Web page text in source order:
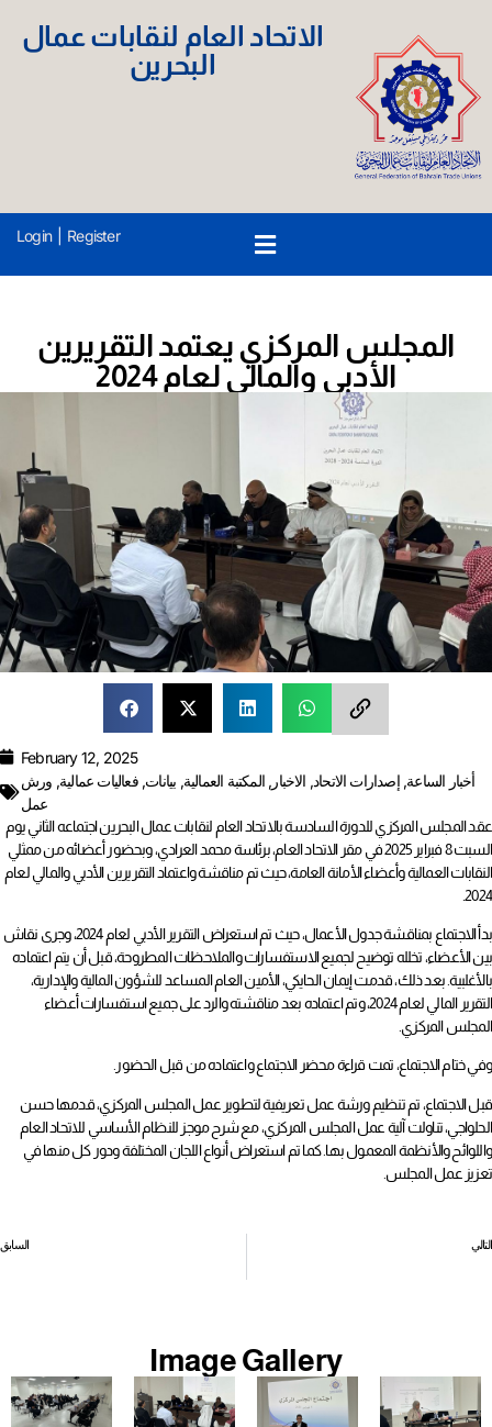
الاتحاد العام لنقابات عمال
البحرين
Login Register
المجلس المركزي يعتمد التقريرين
الأدبي والمالي لعام 2024
February 12, 2025
أخبار الساعة,إصدارات الاتحاد, الاخبار , المكتبة العمالية, بيانات,فعاليات عمالية, ورش
عمل
عقد المجلس المركزي للدورة السادسة بالاتحاد العام لنقابات عمال البحرين اجتماعه الثاني يوم
السبت 8 فبراير 2025 في مقر الاتحاد العام، برئاسة محمد العرادي، وبحضور أعضائه من ممثلي
النقابات العمالية وأعضاء الأمانة العامة، حيث تم مناقشة واعتماد التقريرين الأدبي والمالي لعام
2024.
بدأ الاجتماع بمناقشة جدول الأعمال، حيث تم استعراض التقرير الأدبي لعام 2024، وجرى نقاش
بين الأعضاء، تخلله توضيح لجميع الاستفسارات والملاحظات المطروحة، قبل أن يتم اعتماده
بالأغلبية. بعد ذلك، قدمت إيمان الحايكي، الأمين العام المساعد للشؤون المالية والإدارية،
التقرير المالي لعام 2024، وتم اعتماده بعد مناقشته والرد على جميع استفسارات أعضاء
المجلس المركزي.
وفي ختام الاجتماع، تمت قراءة محضر الاجتماع واعتماده من قبل الحضور.
قبل الاجتماع، تم تنظيم ورشة عمل تعريفية لتطوير عمل المجلس المركزي، قدمها حسن
الحلواجي، تناولت آلية عمل المجلس المركزي، مع شرح موجز للنظام الأساسي للاتحاد العام
واللوائح والأنظمة المعمول بها. كما تم استعراض أنواع اللجان المختلفة ودور كل منها في
تعزيز عمل المجلس.
السابق التالي
Image Gallery